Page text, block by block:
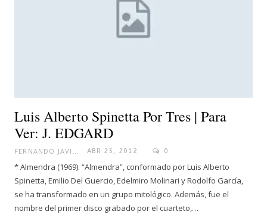
Luis Alberto Spinetta Por Tres | Para
Ver: J. EDGARD
ABR 25, 2012 0
* Almendra (1969). “Almendra”, conformado por Luis Alberto
Spinetta, Emilio Del Guercio, Edelmiro Molinari y Rodolfo García,
se ha transformado en un grupo mitológico. Además, fue el
nombre del primer disco grabado por el cuarteto,…